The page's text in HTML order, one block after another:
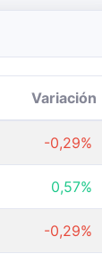
Variación
-0,29%
0,57%
-0,29%